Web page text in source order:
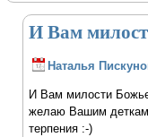
И Вам
Наталья
И Вам милости
желаю Вашим
терпения :-)